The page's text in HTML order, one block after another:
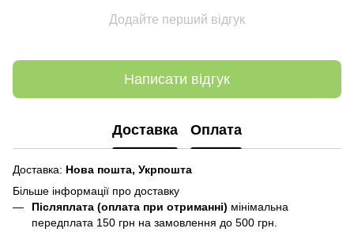
Додайте перший відгук
Написати відгук
Доставка Оплата
Доставка: Нова пошта, Укрпошта
Більше інформації про доставку
Післяплата (оплата при отриманні) мінімальна
передплата 150 грн на замовлення до 500 грн.